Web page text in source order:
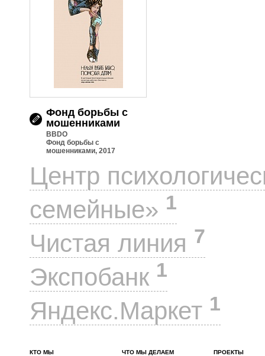
Фонд борьбы с
мошенниками
BBDO
Фонд борьбы с
мошенниками, 2017
Центр
семейные» 1
Чистая линия 7
Экспобанк 1
Яндекс.Маркет 1
КТО МЫ ЧТО МЫ ДЕЛАЕМ ПРОЕКТЫ